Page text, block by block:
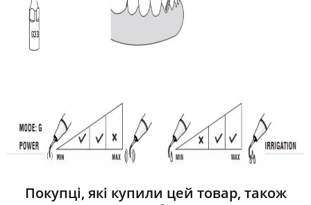
Покупці, які купили цей товар, також